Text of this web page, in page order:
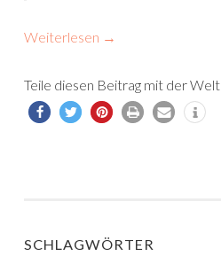
Weiterlesen →
Teile diesen Beitrag mit der Welt
SCHLAGWÖRTER